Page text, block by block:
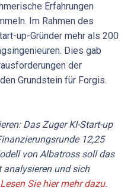
Erfahrungen
Im Rahmen des
up-Gründer mehr als 200
Dies gab
der
Grundstein für Forgis.
Das Zuger KI-Start-up
12,25
von Albatross soll das
analysieren und sich
Lesen Sie hier mehr dazu.